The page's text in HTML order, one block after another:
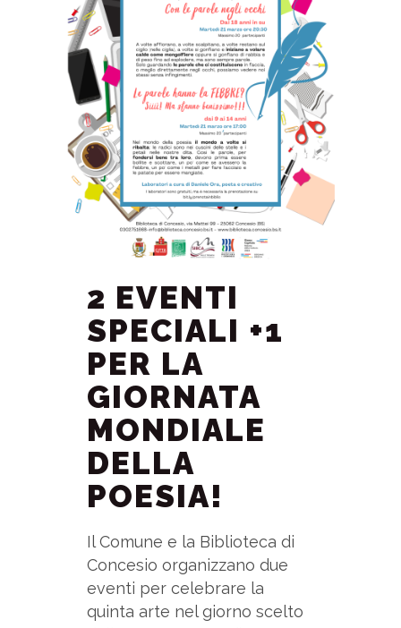
2 EVENTI
SPECIALI +1
PER LA
GIORNATA
MONDIALE
DELLA
POESIA!
Il Comune e la Biblioteca di
Concesio organizzano due
eventi per celebrare la
quinta arte nel giorno scelto